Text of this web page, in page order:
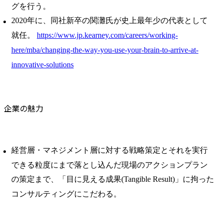
グを行う。
2020年に、同社新卒の関灘氏が史上最年少の代表として
就任。 https://www.jp.kearney.com/careers/working-
here/mba/changing-the-way-you-use-your-brain-to-arrive-at-
innovative-solutions
企業の魅力
経営層・マネジメント層に対する戦略策定とそれを実行
できる粒度にまで落とし込んだ現場のアクションプラン
の策定まで、「目に見える成果(Tangible Result)」に拘った
コンサルティングにこだわる。